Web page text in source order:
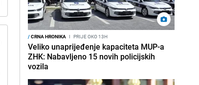
/CRNA HRONIKA I PRIJE OKO 13H
Veliko unaprijeđenje kapaciteta MUP-a
ZHK: Nabavljeno 15 novih policijskih
vozila